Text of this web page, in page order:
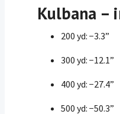
Kulbana –
200 yd: −3.3”
300 yd: −12.1”
400 yd: −27.4”
500 yd: −50.3”